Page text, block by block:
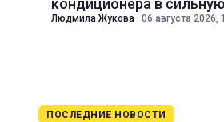
кондиционера в
Людмила Жукова · 06 августа 2026,
ПОСЛЕДНИЕ НОВОСТИ